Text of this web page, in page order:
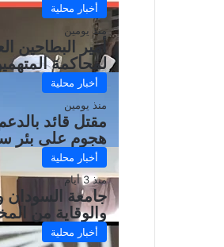
أخبار محلية
منذ يومين
أمير البطاحين
لمحاكمة
أخبار محلية
منذ يومين
مقتل قائد
هجوم على بئر
أخبار محلية
منذ 3 أيام
جامعة السودان
والوقاية من
أخبار محلية